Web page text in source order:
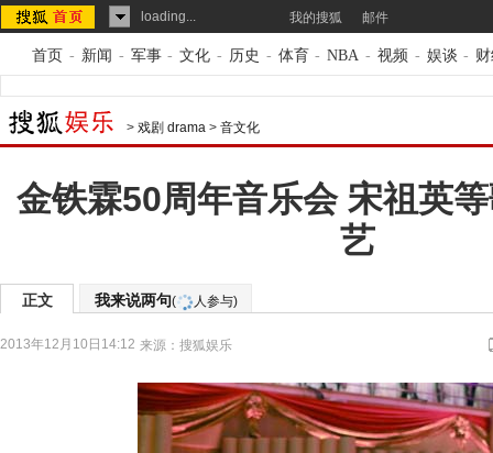
loading... 我的搜狐 邮件
首页 - 新闻 - 军事 - 文化 - 历史 - 体育 - NBA - 视频 - 娱谈 -
> 戏剧 drama > 音文化
金铁霖50周年音乐会 宋祖英
艺
正文 我来说两句( 人参与)
2013年12月10日14:12 来源： 搜狐娱乐